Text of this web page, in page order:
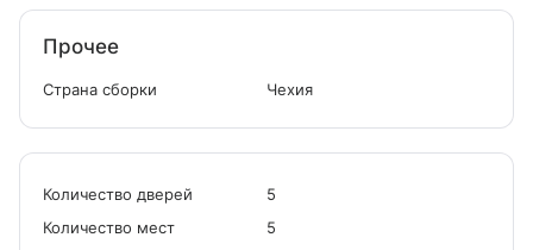
Прочее
Страна сборки Чехия
Количество дверей
5
Количество мест
5